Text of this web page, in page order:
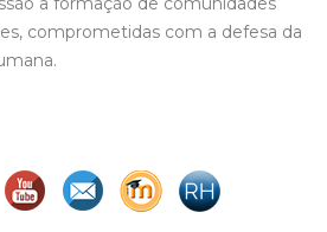
comprometidas com a defesa da